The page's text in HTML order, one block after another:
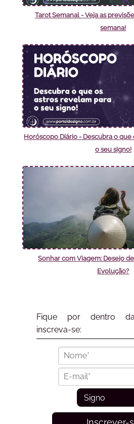
Tarot Semanal - Veja as
semana!
Horóscopo Diário - Descubra o que
o seu signo!
Sonhar com Viagem: Desejo
Evolução?
Fique por dentro
inscreva-se: